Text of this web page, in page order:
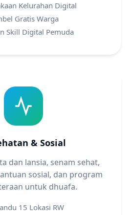
Kelurahan Digital
Gratis Warga
Skill Digital Pemuda
& Sosial
dan lansia, senam sehat,
sosial, dan program
untuk dhuafa.
15 Lokasi RW